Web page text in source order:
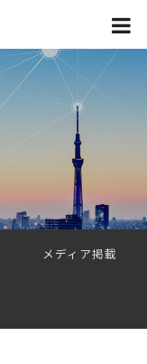
メディア掲載